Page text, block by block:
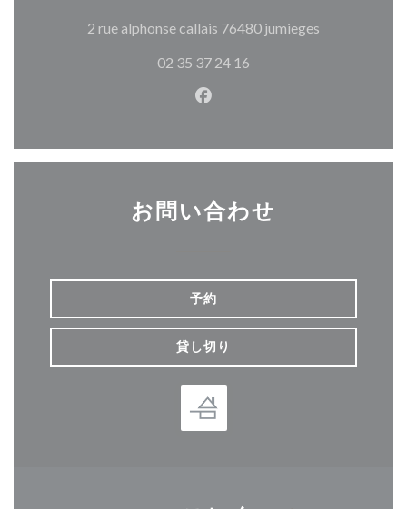
2 rue alphonse callais 76480 jumieges
02 35 37 24 16
Facebook ((新しいウィン
お問い合わせ
予約
貸し切り